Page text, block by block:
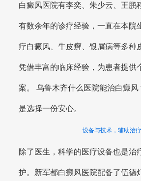
白癜风医院有李奕、朱少云、王鹏
有数余年的诊疗经验，一直在本院
疗白癜风、牛皮癣、银屑病等多种
凭借丰富的临床经验，为患者提供
案。 乌鲁木齐什么医院能治白癜
是选择一份安心。
设备与技术，辅助治疗
除了医生，科学的医疗设备也是治
护。新军都白癜风医院配备了伍德